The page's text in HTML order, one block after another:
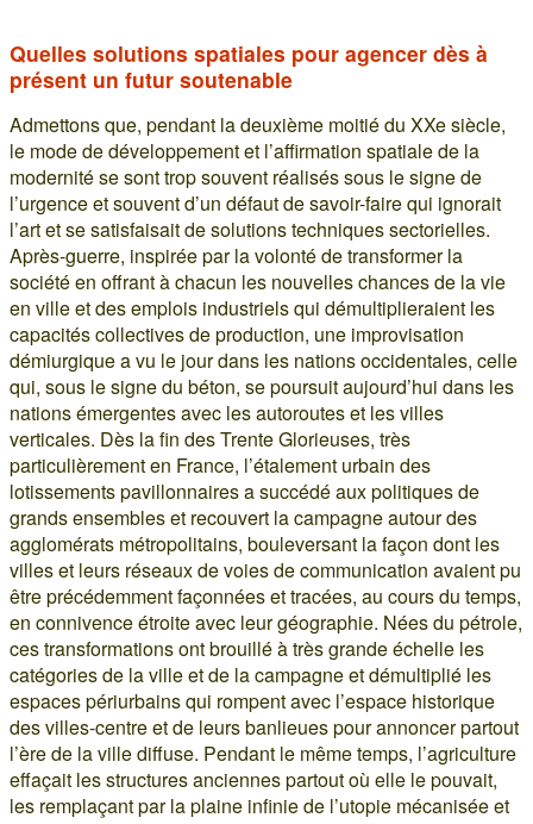
Quelles solutions spatiales pour agencer dès à
présent un futur soutenable
Admettons que, pendant la deuxième moitié du XXe siècle,
le mode de développement et l’affirmation spatiale de la
modernité se sont trop souvent réalisés sous le signe de
l’urgence et souvent d’un défaut de savoir-faire qui ignorait
l’art et se satisfaisait de solutions techniques sectorielles.
Après-guerre, inspirée par la volonté de transformer la
société en offrant à chacun les nouvelles chances de la vie
en ville et des emplois industriels qui démultiplieraient les
capacités collectives de production, une improvisation
démiurgique a vu le jour dans les nations occidentales, celle
qui, sous le signe du béton, se poursuit aujourd’hui dans les
nations émergentes avec les autoroutes et les villes
verticales. Dès la fin des Trente Glorieuses, très
particulièrement en France, l’étalement urbain des
lotissements pavillonnaires a succédé aux politiques de
grands ensembles et recouvert la campagne autour des
agglomérats métropolitains, bouleversant la façon dont les
villes et leurs réseaux de voies de communication avaient pu
être précédemment façonnées et tracées, au cours du temps,
en connivence étroite avec leur géographie. Nées du pétrole,
ces transformations ont brouillé à très grande échelle les
catégories de la ville et de la campagne et démultiplié les
espaces périurbains qui rompent avec l’espace historique
des villes-centre et de leurs banlieues pour annoncer partout
l’ère de la ville diffuse. Pendant le même temps, l’agriculture
effaçait les structures anciennes partout où elle le pouvait,
les remplaçant par la plaine infinie de l’utopie mécanisée et